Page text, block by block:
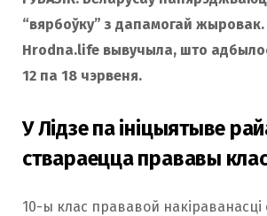
“вярбоўку” з дапамогай
Hrodna.life вывучыла, што
12 па 18 чэрвеня.
У Лідзе па ініцыятыве
ствараецца прававы
10-ы клас прававой